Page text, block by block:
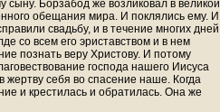
сыну. Борзабод же возликовал в великой
обещания мира. И поклялись ему. И
свадьбу, и в течение многих дней
со всем его эриставством и в нем
познать веру Христову. И потому
господа нашего Иисуса
жертву себя во спасение наше. Когда
и крестилась и обратилась. Она же